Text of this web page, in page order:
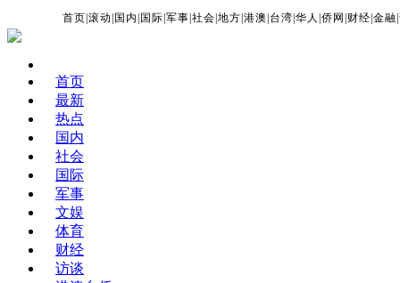
首页 |滚动 国内 国际 |军事 |社会 |地方 |港澳 台湾 |华人 |侨网 财经 |金融 |
首页
最新
热点
国内
社会
国际
军事
文娱
体育
财经
访谈